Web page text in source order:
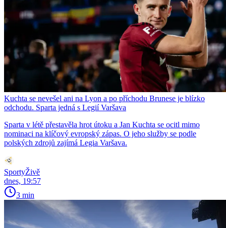
Kuchta se nevešel ani na Lyon a po příchodu Brunese je blízko
odchodu. Sparta jedná s Legií Varšava
Sparta v létě přestavěla hrot útoku a Jan Kuchta se ocitl mimo
nominaci na klíčový evropský zápas. O jeho služby se podle
polských zdrojů zajímá Legia Varšava.
SportyŽivě
dnes, 19:57
3 min